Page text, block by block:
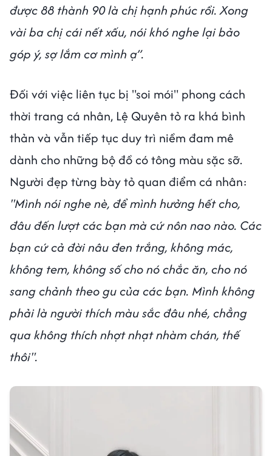
được 88 thành 90 là chị hạnh phúc rồi. Xong
vài ba chị cái nết xấu, nói khó nghe lại bảo
góp ý, sợ lắm cơ mình ạ”.
Đối với việc liên tục bị "soi mói" phong cách
thời trang cá nhân, Lệ Quyên tỏ ra khá bình
thản và vẫn tiếp tục duy trì niềm đam mê
dành cho những bộ đồ có tông màu sặc sỡ.
Người đẹp từng bày tỏ quan điểm cá nhân:
"Mình nói nghe nè, để mình hưởng hết cho,
đâu đến lượt các bạn mà cứ nôn nao nào. Các
bạn cứ cả đời nâu đen trắng, không mác,
không tem, không số cho nó chắc ăn, cho nó
sang chảnh theo gu của các bạn. Mình không
phải là người thích màu sắc đâu nhé, chẳng
qua không thích nhợt nhạt nhàm chán, thế
thôi".